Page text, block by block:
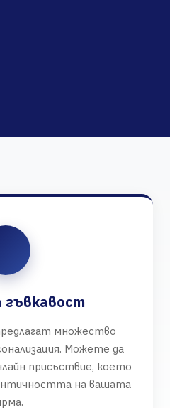
гъвкавост
множество
Можете да
присъствие, което
на вашата